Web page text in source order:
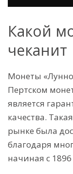
Какой
чеканит
Монеты
Пертском
является
качества.
рынке была
благодаря
начиная с 1896